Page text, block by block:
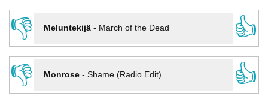
👎
Meluntekijä- March of the Dead
👍
👎
Monrose- Shame (Radio Edit)
👍